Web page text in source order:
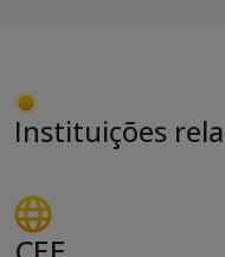
Instituições